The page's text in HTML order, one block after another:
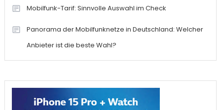
Mobilfunk-Tarif: Sinnvolle Auswahl im Check
Panorama der Mobilfunknetze in Deutschland: Welcher
Anbieter ist die beste Wahl?